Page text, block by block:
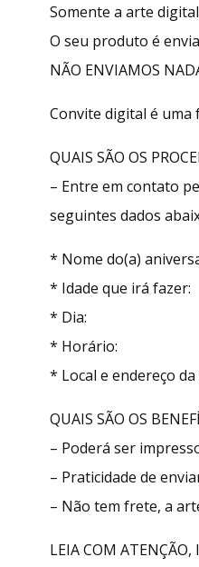
Somente a arte
O seu produto é
NÃO ENVIAMOS
Convite digital é uma
QUAIS SÃO OS
– Entre em contato
seguintes dados
* Nome do(a)
* Idade que irá fazer:
* Dia:
* Horário:
* Local e endereço da
QUAIS SÃO OS
– Poderá ser
– Praticidade de
– Não tem frete, a
LEIA COM ATENÇÃO,